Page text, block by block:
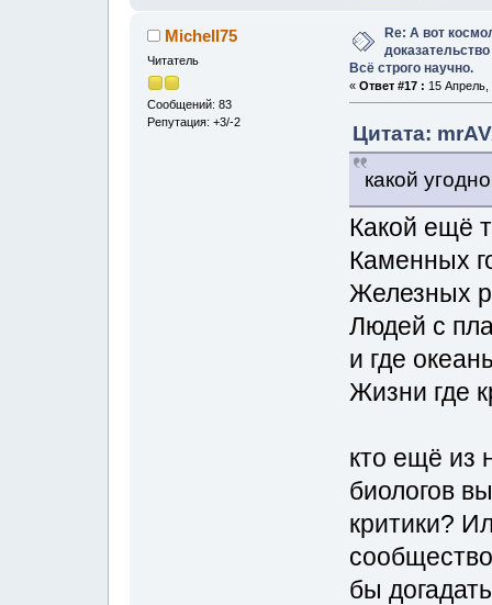
Michell75
Читатель
Сообщений: 83
Репутация: +3/-2
Re: А вот
Всё строго научно.
« Ответ #17 : 15 Апрель,
Цитата:
какой
Какой ещё
Каменных
Железных
Людей с
и где
Жизни где
кто ещё из
биологов
критики?
бы